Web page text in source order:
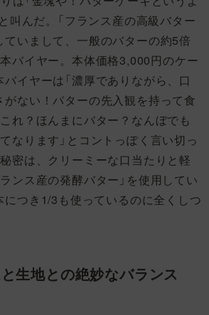
叫んだ。「フランス産の高級バター
ていまして、一般のバターの約5倍
バイヤー。本体価格3,000円のケー
イヤーは「濃厚でありながら、口
ない！バターの先入観を持って食
れ？ほんまにバター？なんぼでも
なります」とコントっぽく言い切っ
密は、クリーミーな口当たりと軽
ンス産の発酵バター」を使用してい
につき1/3も使っているのに全くしつ
生地との絶妙なバランス